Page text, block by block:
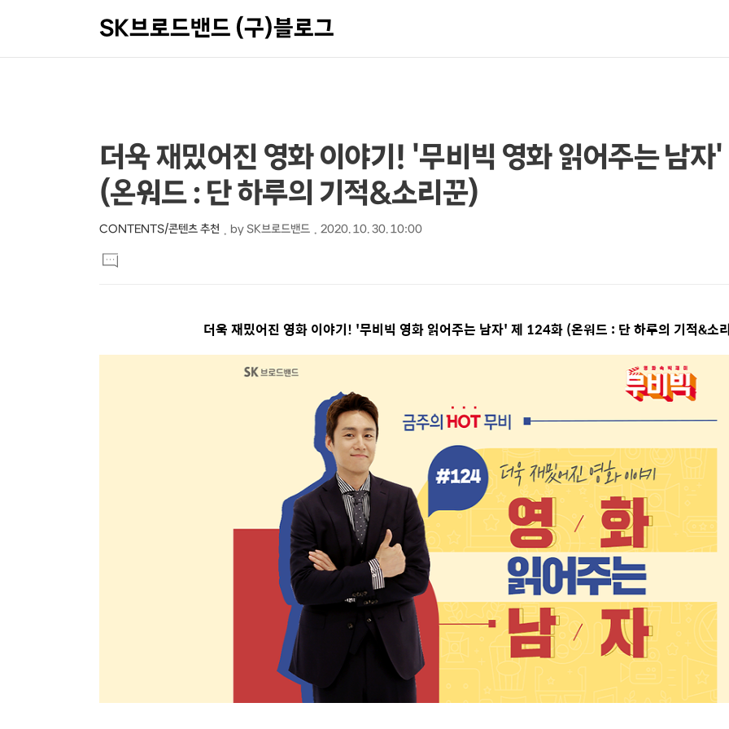
SK브로드밴드 (구)블로그
상
세
컨
텐
츠
본
문
제
목
더욱 재밌어진 영화 이야기! '무비빅 영화 읽어주는 남
(온워드 : 단 하루의 기적&소리꾼)
CONTENTS/콘텐츠 추천 by SK브로드밴드 2020. 10. 30. 10:00
문
댓
글
더욱 재밌어진 영화 이야기! '무비빅 영화 읽어주는 남자' 제 124화(온워드 : 단 하루의 기적&소